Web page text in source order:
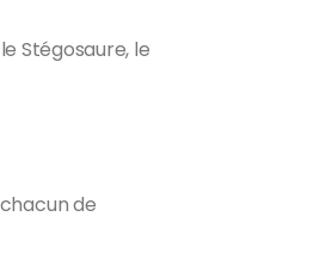
Stégosaure, le
de